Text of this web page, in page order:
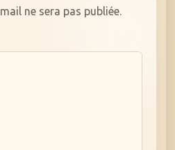
ne sera pas publiée.